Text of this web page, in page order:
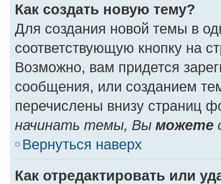
Как создать новую тему?
Для создания новой темы в
соответствующую кнопку на
Возможно, вам придется
сообщения, или созданием
перечислены внизу страниц
начинать темы, Вы можете
Вернуться наверх
Как отредактировать или